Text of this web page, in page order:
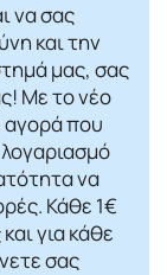
να σας
και την
μας, σας
Mε το νέο
αγορά που
να
Κάθε 1€
για κάθε
σας